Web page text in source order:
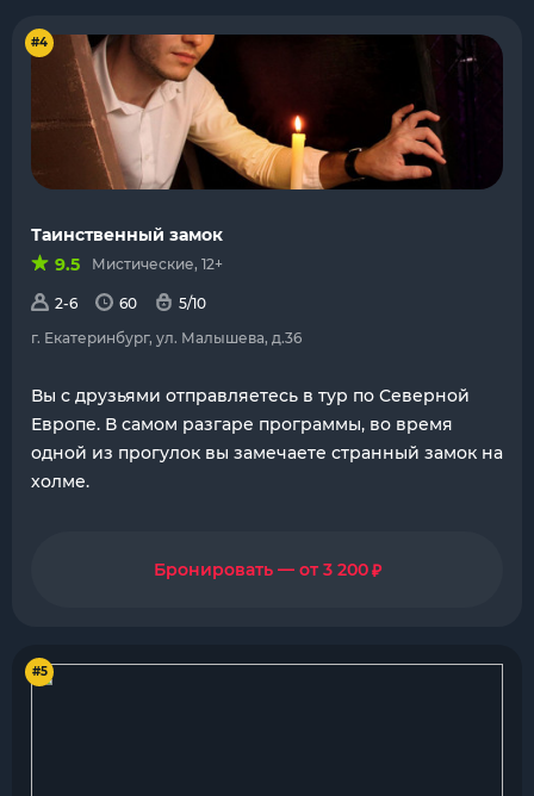
#4
Таинственный замок
9.5
Мистические, 12+
2-6 60
5/10
г. Екатеринбург, ул. Малышева, д.36
Вы с друзьями отправляетесь в тур по Северной
Европе. В самом разгаре программы, во время
одной из прогулок вы замечаете странный замок на
холме.
Бронировать — от 3 200₽
#5